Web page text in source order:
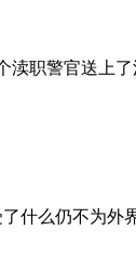
职警官送上
什么仍不为外